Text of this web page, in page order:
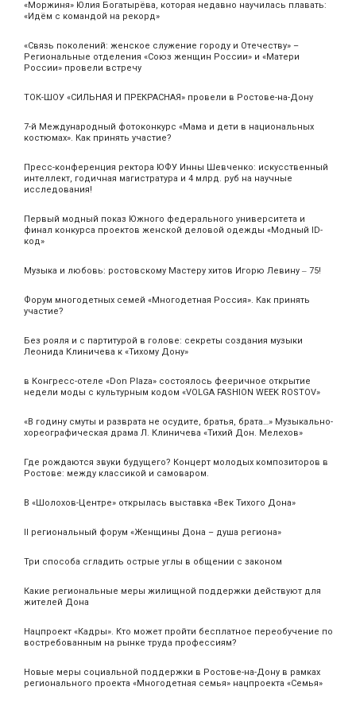
«Моржиня» Юлия Богатырёва, которая недавно научилась плавать:
«Идём с командой на рекорд»
«Связь поколений: женское служение городу и Отечеству» –
Региональные отделения «Союз женщин России» и «Матери
России» провели встречу
ТОК-ШОУ «СИЛЬНАЯ И ПРЕКРАСНАЯ» провели в Ростове-на-Дону
7-й Международный фотоконкурс «Мама и дети в национальных
костюмах». Как принять участие?
Пресс-конференция ректора ЮФУ Инны Шевченко: искусственный
интеллект, годичная магистратура и 4 млрд. руб на научные
исследования!
Первый модный показ Южного федерального университета и
финал конкурса проектов женской деловой одежды «Модный ID-
код»
Музыка и любовь: ростовскому Мастеру хитов Игорю Левину ‒ 75!
Форум многодетных семей «Многодетная Россия». Как принять
участие?
Без рояля и с партитурой в голове: секреты создания музыки
Леонида Клиничева к «Тихому Дону»
в Конгресс-отеле «Don Plaza» состоялось фееричное открытие
недели моды с культурным кодом «VOLGA FASHION WEEK ROSTOV»
«В годину смуты и разврата не осудите, братья, брата…» Музыкально-
хореографическая драма Л. Клиничева «Тихий Дон. Мелехов»
Где рождаются звуки будущего? Концерт молодых композиторов в
Ростове: между классикой и самоваром.
В «Шолохов-Центре» открылась выставка «Век Тихого Дона»
II региональный форум «Женщины Дона – душа региона»
Три способа сгладить острые углы в общении с законом
Какие региональные меры жилищной поддержки действуют для
жителей Дона
Нацпроект «Кадры». Кто может пройти бесплатное переобучение по
востребованным на рынке труда профессиям?
Новые меры социальной поддержки в Ростове-на-Дону в рамках
регионального проекта «Многодетная семья» нацпроекта «Семья»